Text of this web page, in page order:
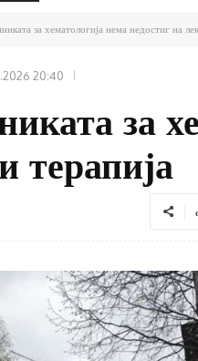
за хематологија нема недостиг на
20:40
за
терапија